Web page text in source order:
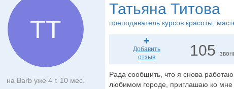
ТТ
на Barb уже 4 г. 10 мес.
Татьяна Титова
преподаватель курсов красоты ,
Добавить
отзыв
105
Рада сообщить, что я снова
любимом городе, приглашаю ко